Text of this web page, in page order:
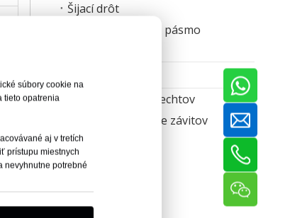
Šijací drôt
Zošívacie drôtené pásmo
Stroj na výrobu nechtov
Stroj na valcovanie závitov
súbory cookie na
tieto opatrenia
aj v tretích
prístupu miestnych
nevyhnutne potrebné